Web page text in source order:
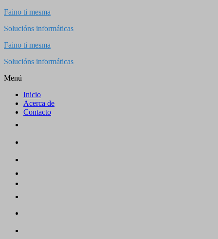
Saltar
contenido
Faino ti mesma
Solucións informáticas
Faino ti mesma
Solucións informáticas
Menú
Inicio
Acerca de
Contacto